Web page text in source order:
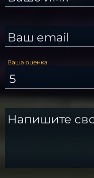
Ваш email
Ваша оценка
Напишите